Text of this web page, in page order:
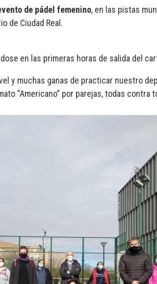
de pádel femenino, en las pistas
de Ciudad Real.
en las primeras horas de salida del
y muchas ganas de practicar nuestro
“Americano” por parejas, todas contra